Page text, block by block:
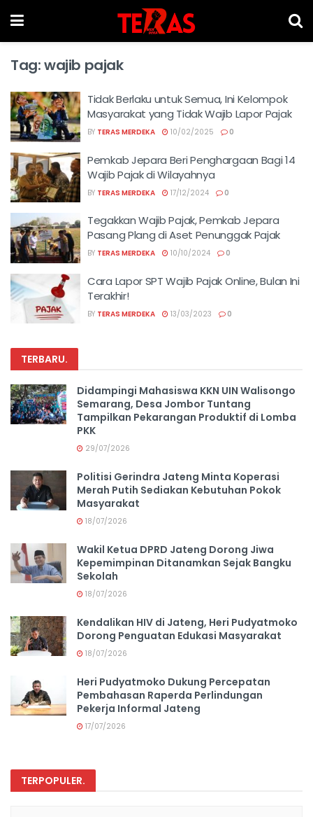
Tag:wajib pajak
Tidak Berlaku untuk Semua, Ini Kelompok
Masyarakat yang Tidak Wajib Lapor Pajak
BY TERAS MERDEKA 10/02/2025 0
Pemkab Jepara Beri Penghargaan Bagi 14
Wajib Pajak di Wilayahnya
BY TERAS MERDEKA 17/12/2024 0
Tegakkan Wajib Pajak, Pemkab Jepara
Pasang Plang di Aset Penunggak Pajak
BY TERAS MERDEKA 10/10/2024 0
Cara Lapor SPT Wajib Pajak Online, Bulan Ini
Terakhir!
BY TERAS MERDEKA 13/03/2023 0
TERBARU.
Didampingi Mahasiswa KKN UIN Walisongo
Semarang, Desa Jombor Tuntang
Tampilkan Pekarangan Produktif di Lomba
PKK
29/07/2026
Politisi Gerindra Jateng Minta Koperasi
Merah Putih Sediakan Kebutuhan Pokok
Masyarakat
18/07/2026
Wakil Ketua DPRD Jateng Dorong Jiwa
Kepemimpinan Ditanamkan Sejak Bangku
Sekolah
18/07/2026
Kendalikan HIV di Jateng, Heri Pudyatmoko
Dorong Penguatan Edukasi Masyarakat
18/07/2026
Heri Pudyatmoko Dukung Percepatan
Pembahasan Raperda Perlindungan
Pekerja Informal Jateng
17/07/2026
TERPOPULER.